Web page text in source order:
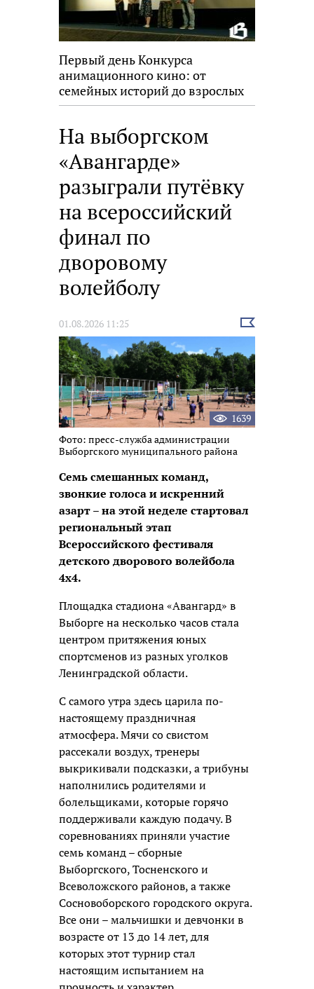
Первый день Конкурса
анимационного кино: от
семейных историй до взрослых
размышлений
На выборгском
«Авангарде»
разыграли путёвку
на всероссийский
финал по
дворовому
волейболу
01.08.2026 11:25
Выбрать
новость
1639
Фото: пресс-служба администрации
Выборгского муниципального района
Семь смешанных команд,
звонкие голоса и искренний
азарт – на этой неделе стартовал
региональный этап
Всероссийского фестиваля
детского дворового волейбола
4х4.
Площадка стадиона «Авангард» в
Выборге на несколько часов стала
центром притяжения юных
спортсменов из разных уголков
Ленинградской области.
С самого утра здесь царила по-
настоящему праздничная
атмосфера. Мячи со свистом
рассекали воздух, тренеры
выкрикивали подсказки, а трибуны
наполнились родителями и
болельщиками, которые горячо
поддерживали каждую подачу. В
соревнованиях приняли участие
семь команд – сборные
Выборгского, Тосненского и
Всеволожского районов, а также
Сосновоборского городского округа.
Все они – мальчишки и девчонки в
возрасте от 13 до 14 лет, для
которых этот турнир стал
настоящим испытанием на